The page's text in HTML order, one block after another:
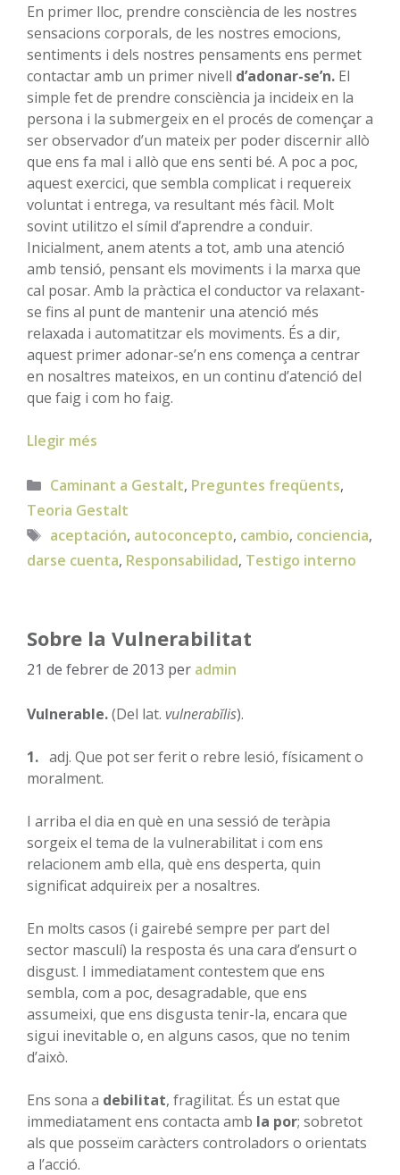
En primer lloc, prendre consciència de les nostres
sensacions corporals, de les nostres emocions,
sentiments i dels nostres pensaments ens permet
contactar amb un primer nivell d’adonar-se’n. El
simple fet de prendre consciència ja incideix en la
persona i la submergeix en el procés de començar a
ser observador d’un mateix per poder discernir allò
que ens fa mal i allò que ens senti bé. A poc a poc,
aquest exercici, que sembla complicat i requereix
voluntat i entrega, va resultant més fàcil. Molt
sovint utilitzo el símil d’aprendre a conduir.
Inicialment, anem atents a tot, amb una atenció
amb tensió, pensant els moviments i la marxa que
cal posar. Amb la pràctica el conductor va relaxant-
se fins al punt de mantenir una atenció més
relaxada i automatitzar els moviments. És a dir,
aquest primer adonar-se’n ens comença a centrar
en nosaltres mateixos, en un continu d’atenció del
que faig i com ho faig.
Llegir més
Categories
Caminant a Gestalt, Preguntes freqüents,
Teoria Gestalt
Etiquetes
aceptación, autoconcepto, cambio, conciencia,
darse cuenta, Responsabilidad, Testigo interno
Sobre la Vulnerabilitat
21 de febrer de 2013 per admin
Vulnerable.(Del lat. vulnerabĭlis).
1. adj. Que pot ser ferit o rebre lesió, físicament o
moralment.
I arriba el dia en què en una sessió de teràpia
sorgeix el tema de la vulnerabilitat i com ens
relacionem amb ella, què ens desperta, quin
significat adquireix per a nosaltres.
En molts casos (i gairebé sempre per part del
sector masculí) la resposta és una cara d’ensurt o
disgust. I immediatament contestem que ens
sembla, com a poc, desagradable, que ens
assumeixi, que ens disgusta tenir-la, encara que
sigui inevitable o, en alguns casos, que no tenim
d’això.
Ens sona a debilitat, fragilitat. És un estat que
immediatament ens contacta amb la por; sobretot
als que posseïm caràcters controladors o orientats
a l’acció.